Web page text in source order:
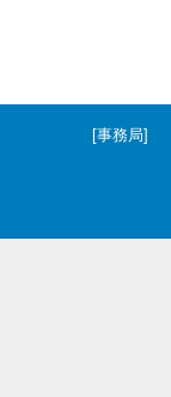
[事務局]